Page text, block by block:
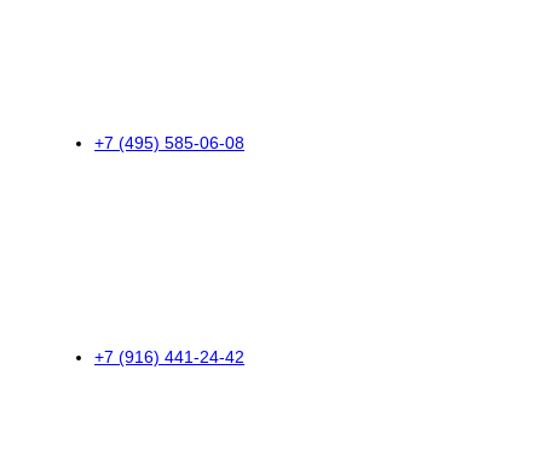
+7 (495) 585-06-08
+7 (916) 441-24-42